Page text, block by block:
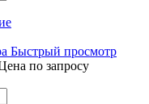
Быстрый просмотр
по запросу